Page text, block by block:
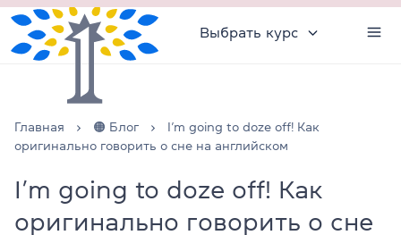
Выбрать курс
Главная 🟠 Блог
I’m going to doze off! Как
оригинально говорить о сне на английском
I’m going to doze off! Как
оригинально говорить о сне